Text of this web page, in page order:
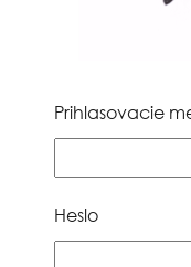
Prihlasovacie
Heslo